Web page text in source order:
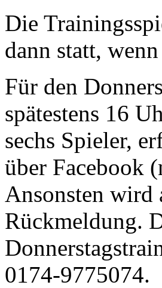
Die
dann statt,
Für den
spätestens 16
sechs Spieler,
über Facebook
Ansonsten wird
Rückmeldung.
0174-9775074.